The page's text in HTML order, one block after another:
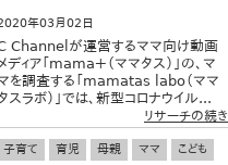
年03月02日
Channelが運営するママ向け動画
メディア「mama＋（ママタス）」の、マ
を調査する「mamatas labo（ママ
スラボ）」では、新型コロナウイル...
リサーチの続き
子育て 育児 母親 ママ
こども